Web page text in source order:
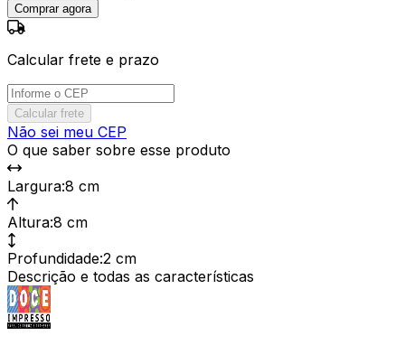
Comprar agora
Calcular frete e prazo
Calcular frete
Não sei meu CEP
O que saber sobre esse produto
Largura:8 cm
Altura:8 cm
Profundidade:2 cm
Descrição e todas as características